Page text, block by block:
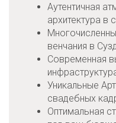
Аутентичная
архитектура в
венчания в
Современная
Уникальные
свадебных
Оптимальная